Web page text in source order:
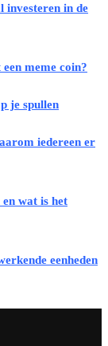
investeren in de
meme coin?
je spullen
iedereen er
wat is het
eenheden